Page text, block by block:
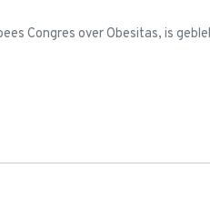
Congres over Obesitas, is